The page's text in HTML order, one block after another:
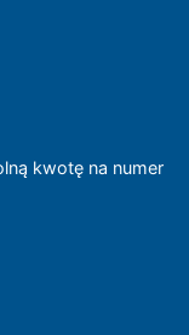
kwotę na numer